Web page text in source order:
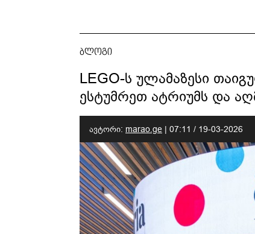
ბლოგი
LEGO-ს ულამაზესი
ესტუმრეთ ატრიუმს და
ავტორი: marao.ge | 07:11 / 19-03-2026